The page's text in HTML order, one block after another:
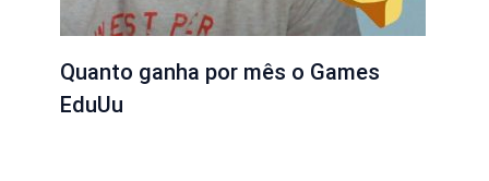
Quanto ganha por mês o Games
EduUu